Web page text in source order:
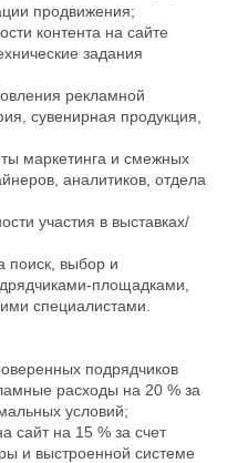
продвижения;
контента на сайте
задания
рекламной
сувенирная продукция,
маркетинга и смежных
аналитиков, отдела
участия в выставках/
поиск, выбор и
площадками,
специалистами.
подрядчиков
расходы на 20 % за
условий;
сайт на 15 % за счет
и выстроенной системе